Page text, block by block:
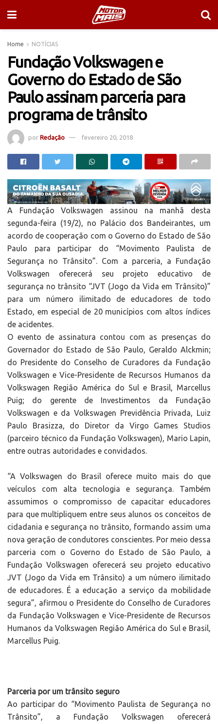
Home NOTÍCIAS
Fundação Volkswagen e
Governo do Estado de São
Paulo assinam parceria para
programa de trânsito
por Redação fevereiro 20, 2018
A Fundação Volkswagen assinou na manhã desta
segunda-feira (19/2), no Palácio dos Bandeirantes, um
acordo de cooperação com o Governo do Estado de São
Paulo para participar do “Movimento Paulista de
Segurança no Trânsito”. Com a parceria, a Fundação
Volkswagen oferecerá seu projeto educativo de
segurança no trânsito “JVT (Jogo da Vida em Trânsito)”
para um número ilimitado de educadores de todo
Estado, em especial de 20 municípios com altos índices
de acidentes.
O evento de assinatura contou com as presenças do
Governador do Estado de São Paulo, Geraldo Alckmin;
do Presidente do Conselho de Curadores da Fundação
Volkswagen e Vice-Presidente de Recursos Humanos da
Volkswagen Região América do Sul e Brasil, Marcellus
Puig; do gerente de Investimentos da Fundação
Volkswagen e da Volkswagen Previdência Privada, Luiz
Paulo Brasizza, do Diretor da Virgo Games Studios
(parceiro técnico da Fundação Volkswagen), Mario Lapin,
entre outras autoridades e convidados.
“A Volkswagen do Brasil oferece muito mais do que
veículos com alta tecnologia e segurança. Também
assumimos o compromisso de capacitar educadores
para que multipliquem entre seus alunos os conceitos de
cidadania e segurança no trânsito, formando assim uma
nova geração de condutores conscientes. Por meio dessa
parceria com o Governo do Estado de São Paulo, a
Fundação Volkswagen oferecerá seu projeto educativo
JVT (Jogo da Vida em Trânsito) a um número ilimitado
de educadores. É a educação a serviço da mobilidade
segura”, afirmou o Presidente do Conselho de Curadores
da Fundação Volkswagen e Vice-Presidente de Recursos
Humanos da Volkswagen Região América do Sul e Brasil,
Marcellus Puig.
Parceria por um trânsito seguro
Ao participar do “Movimento Paulista de Segurança no
Trânsito”, a Fundação Volkswagen oferecerá